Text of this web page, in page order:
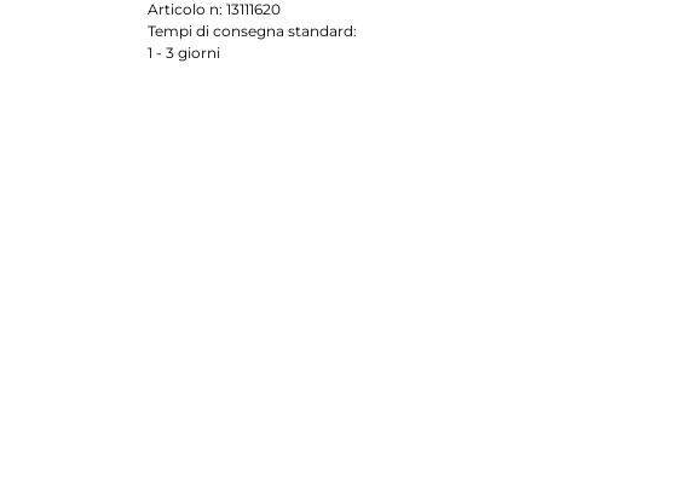
Articolo n: 13111620
Tempi di consegna standard:
1 - 3 giorni